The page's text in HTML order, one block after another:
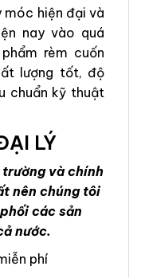
móc hiện đại và
nay vào quá
rèm cuốn
lượng tốt, độ
chuẩn kỹ thuật
LÝ
và chính
nên chúng tôi
các sản
nước.
phí